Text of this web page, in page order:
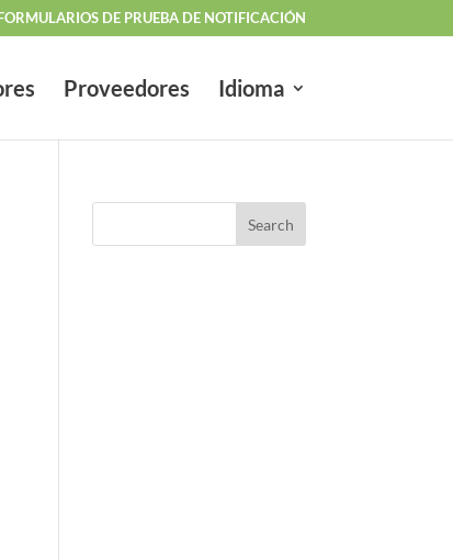
DE PRUEBA DE NOTIFICACIÓN
Proveedores Idioma